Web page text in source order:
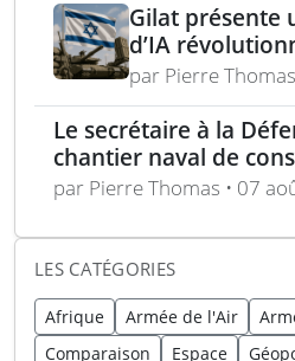
Gilat présente
d’IA
détection et
interférences
par Pierre
Le secrétaire à la
chantier naval de
frégates Type 31 à
par Pierre Thomas • 07
LES CATÉGORIES
Afrique Armée de l'Air
Comparaison
Espace